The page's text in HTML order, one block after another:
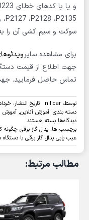
سوکت و سیم کشی آن را
برای مشاهده سایر
تماس حاصل فرمایید.
توسط: nilicar
تاریخ انتشار: خرداد 4,
دسته بندی: آموزش آنلاین, آموزش
دیدگاه‌ها برای
عیب
یابی
پدال
گاز
برقی
هیوندای
با
دیاگ
Z5
بسته هستند
برچسب ها: پدال گاز برقی چگونه
عیب یابی پدال گاز برقی با دستگاه
مطالب مرتبط: